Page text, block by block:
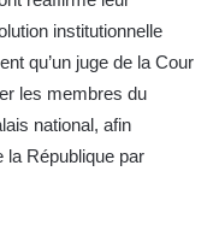
institutionnelle
qu’un juge de la Cour
les membres du
national, afin
la République par